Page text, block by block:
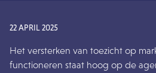
22 APRIL 2025
Het versterken van toezicht op
functioneren staat hoog op de